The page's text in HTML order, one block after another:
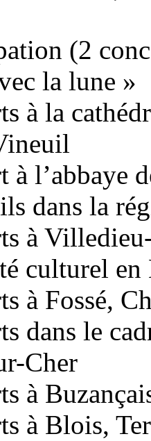
(2
la lune »
à la
à l’abbaye
dans la
à
culturel
à Fossé,
dans le
Cher
à
à Blois,